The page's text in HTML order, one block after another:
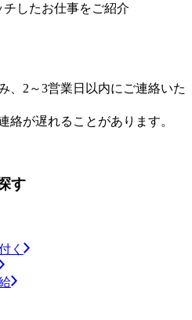
したお仕事をご紹介
、2～3営業日以内にご連絡いた
が遅れることがあります。
す
く